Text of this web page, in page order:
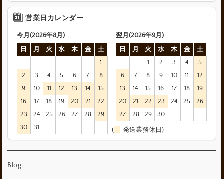
営業日カレンダー
今月(2026年8月)
日
月 火 水 木 金
土
1
2
3 4 5 6 7
8
9
10 11 12 13 14
15
16
17 18 19 20 21
22
23
24 25 26 27 28
29
30
31
翌月(2026年9月)
日
月 火 水 木 金
土
1
2 3 4
5
6
7 8 9 10 11
12
13
14 15 16 17 18
19
20
21 22 23 24 25
26
27
28 29 30
( 発送業務休日)
Blog